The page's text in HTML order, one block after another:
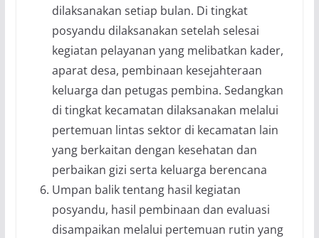
dilaksanakan setiap bulan. Di tingkat
posyandu dilaksanakan setelah selesai
kegiatan pelayanan yang melibatkan kader,
aparat desa, pembinaan kesejahteraan
keluarga dan petugas pembina. Sedangkan
di tingkat kecamatan dilaksanakan melalui
pertemuan lintas sektor di kecamatan lain
yang berkaitan dengan kesehatan dan
perbaikan gizi serta keluarga berencana
Umpan balik tentang hasil kegiatan
posyandu, hasil pembinaan dan evaluasi
disampaikan melalui pertemuan rutin yang